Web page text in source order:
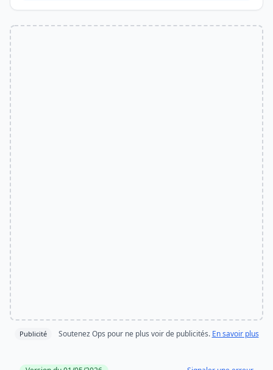
Publicité Soutenez Ops pour ne plus voir de publicités. En savoir plus